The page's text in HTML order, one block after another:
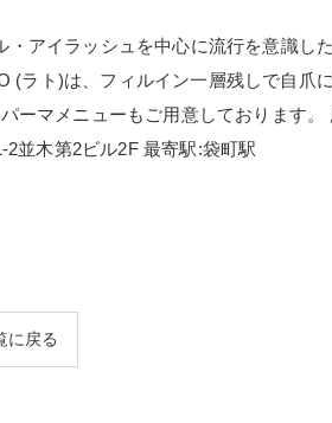
アイラッシュを中心に流行を意識し
ラト)は、フィルイン一層残しで自爪
マメニューもご用意しております
並木第2ビル2F 最寄駅:袋町駅
に戻る